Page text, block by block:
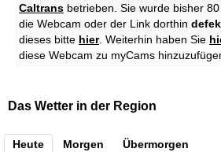
Caltrans betrieben. Sie wurde bisher
die Webcam oder der Link dorthin
dieses bitte hier. Weiterhin haben Sie
diese Webcam zu myCams
Das Wetter in der Region
Heute Morgen Übermorgen